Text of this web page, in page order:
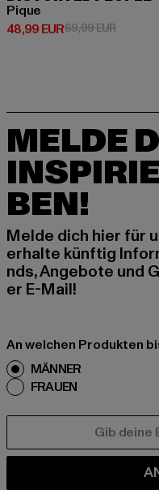
Pique
48,99 EUR
Derzeitiger Preis: 48,99 EUR
69,99 EUR
MELDE
BEN!
Melde dich hier für
erhalte künftig
nds, Angebote und
er E-Mail!
An welchen Produkten
MÄNNER
FRAUEN